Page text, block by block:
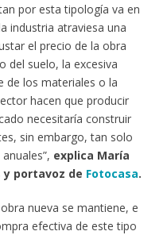
por esta tipología va en
industria atraviesa una
el precio de la obra
del suelo, la excesiva
de los materiales o la
hacen que producir
necesitaría construir
sin embargo, tan solo
explica María
portavoz de Fotocasa.
nueva se mantiene, e
efectiva de este tipo